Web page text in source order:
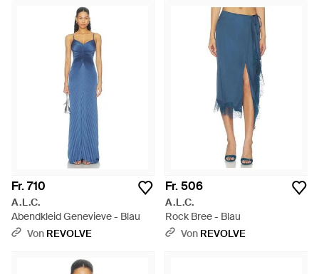
Fr. 710
A.L.C.
Abendkleid Genevieve - Blau
Von REVOLVE
Fr. 506
A.L.C.
Rock Bree - Blau
Von REVOLVE